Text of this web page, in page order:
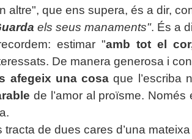
altre", que ens supera, és a dir,
els seus manaments". És a
estimar "amb tot el
De manera generosa i
afegeix una cosa que l’escriba
de l’amor al proïsme.
tracta de dues cares d’una